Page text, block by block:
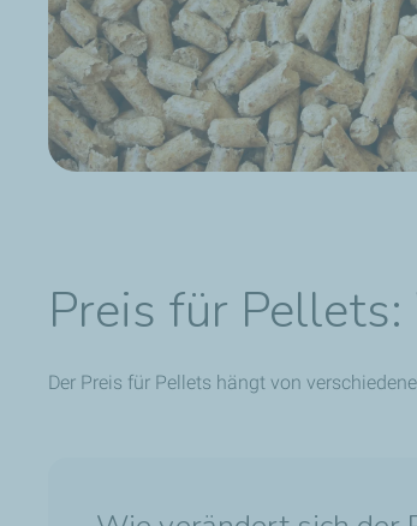
Preis für
Der Preis für Pellets hängt von